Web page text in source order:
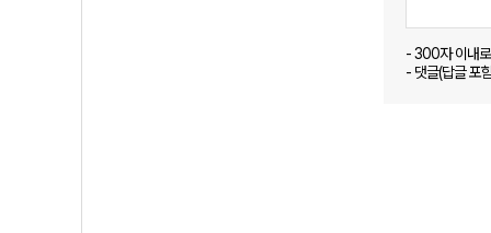
- 300자 이내
- 댓글(답글 포